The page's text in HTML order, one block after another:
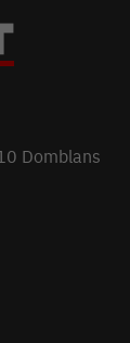
Domblans